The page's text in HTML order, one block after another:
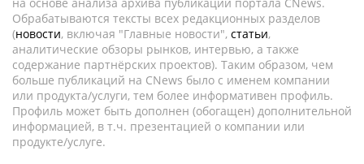
Обрабатываются тексты всех редакционных разделов
(новости, включая "Главные новости", статьи,
аналитические обзоры рынков, интервью, а также
содержание партнёрских проектов). Таким образом, чем
больше публикаций на CNews было с именем компании
или продукта/услуги, тем более информативен профиль.
Профиль может быть дополнен (обогащен) дополнительной
информацией, в т.ч. презентацией о компании или
продукте/услуге.